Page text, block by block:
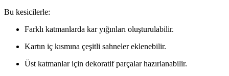
Bu kesicilerle:
Farklı katmanlarda kar yığınları oluşturulabilir.
Kartın iç kısmına çeşitli sahneler eklenebilir.
Üst katmanlar için dekoratif parçalar hazırlanabilir.